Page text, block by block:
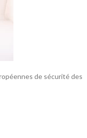
de sécurité des